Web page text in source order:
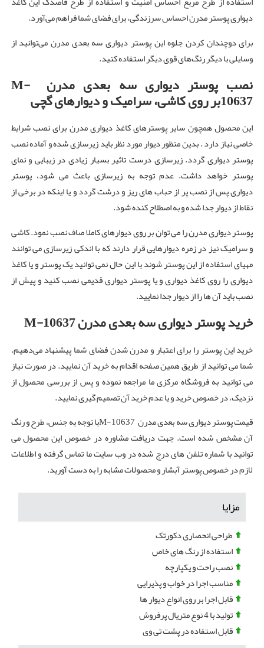
دیواری پوستر مدرن احساس سرزندگی، برای فضای شما فراهم می‌آورد.
برای دوچندان کردن جلوه این پوستر دیواری سه بعدی مدرن می‌توانید از
وسایلی با دیگر رنگ‌های قوی دیگر استفاده کنید.
نصب پوستر دیواری سه بعدی مدرن M-
10637بر روی کاشی، سرامیک و دیوارهای گچی
این محصول همچون سایر پوسترهای کاغذ دیواری مدرن برای نصب شرایط
خاصی نیاز دارد . بدین منظور دیوار مورد نظر باید زیرسازی شده و آماده نصب
پوستر دیواری گردد. زیرسازی درست تاثیر بسیار زیادی در زیبایی و نمای
پوستر خواهد داشت. عدم توجه به زیرسازی باعث می شود، پوستر
دیواری پس از نصب پر از حباب های ریز و درشت گردد و یا اینکه در برخی از
نقاط از دیوار جدا شده و به اصطلاح کنده شود.
پوستر دیواری مدرن را می توان بر روی دیوارهای کاملا صاف نصب نمود. کاشی
و سرامیک نیز در زمره دیوارهایی قرار دارند که با اندکی زیرسازی می توانند
مهیای استفاده از این پوستر شوند با این حال نمی توانید یک پوستر و یا کاغذ
دیواری را روی کاغذ دیواری و یا پوستر دیواری قدیمی نصب کنید و پیش از
نصب باید آن ها را از دیوار جدا نمایید.
خرید پوستر دیواری سه بعدی مدرنM-10637
خرید این پوستر را برای اعتبار و مدرن شدن فضای شما پیشنهاد می‌دهیم.
شما می توانید از طریق همین صفحه اقدام به خرید آن نمایید. در صورت نیاز
می توانید به فروشگاه مرکزی ما مراجعه نموده و پس از بررسی محصول از
نزدیک، در خصوص خرید و یا عدم خرید آن تصمیم گیری نمایید.
قیمت پوستر دیواری سه بعدی مدرن M-10637با توجه به جنس، طرح و رنگ
آن مشخص شده است. جهت دریافت مشاوره در خصوص این محصول می
توانید با شماره تلفن های درج شده در وب سایت ما تماس گرفته و اطلاعات
لازم در خصوص پوستر آبشار و محصولات مشابه را به دست آورید.
مزایا
طراحی انحصاری دکورتک
استفاده از رنگ های خاص
نصب راحت و یکپارچه
مناسب اجرا در خواب و پذیرایی
قابل اجرا بر روی انواع دیوار ها
تولید با 4 نوع متریال پرفروش
قابل استفاده در پشت تی وی